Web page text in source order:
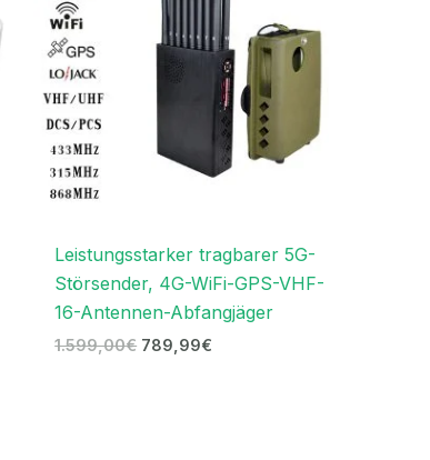
Leistungsstarker tragbarer 5G-
Störsender, 4G-WiFi-GPS-VHF-
16-Antennen-Abfangjäger
1.599,00€ 789,99€